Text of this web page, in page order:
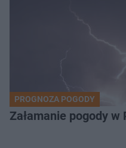
PROGNOZA POGODY
Załamanie pogody